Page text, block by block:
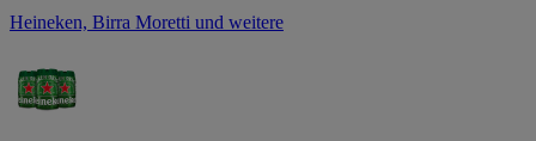
Heineken, Birra Moretti und weitere